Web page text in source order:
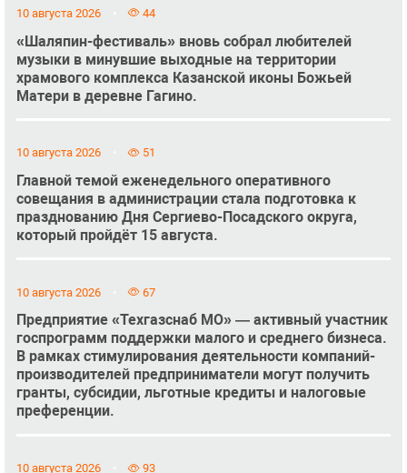
10 августа 2026 44
«Шаляпин-фестиваль» вновь собрал любителей
музыки в минувшие выходные на территории
храмового комплекса Казанской иконы Божьей
Матери в деревне Гагино.
10 августа 2026 51
Главной темой еженедельного оперативного
совещания в администрации стала подготовка к
празднованию Дня Сергиево-Посадского округа,
который пройдёт 15 августа.
10 августа 2026 67
Предприятие «Техгазснаб МО» — активный участник
госпрограмм поддержки малого и среднего бизнеса.
В рамках стимулирования деятельности компаний-
производителей предприниматели могут получить
гранты, субсидии, льготные кредиты и налоговые
преференции.
10 августа 2026 93